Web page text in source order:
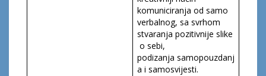
komuniciranja od samo
verbalnog, sa svrhom
stvaranja pozitivnije slike
o sebi,
podizanja samopouzdanj
a i samosvijesti.